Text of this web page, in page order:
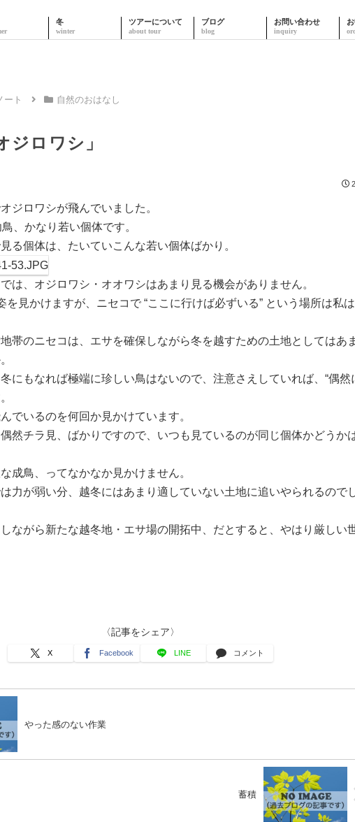
冬 ツアーについて ブログ お問い合わせ
ート 自然のおはなし
ジロワシ」
ジロワシが飛んでいました。
、かなり若い個体です。
る個体は、たいていこんな若い個体ばかり。
は、オジロワシ・オオワシはあまり見る機会がありません。
を見かけますが、ニセコで “ここに行けば必ずいる” という場所は私
帯のニセコは、エサを確保しながら冬を越すための土地としてはあ
にもなれば極端に珍しい鳥はないので、注意さえしていれば、“偶然
でいるのを何回か見かけています。
然チラ見、ばかりですので、いつも見ているのが同じ個体かどうか
成鳥、ってなかなか見かけません。
力が弱い分、越冬にはあまり適していない土地に追いやられるので
ながら新たな越冬地・エサ場の開拓中、だとすると、やはり厳しい
〈記事をシェア〉
X Facebook LINE コメント
やった感のない作業
蓄積